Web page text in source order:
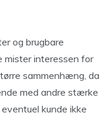
og brugbare
mister interessen for
sammenhæng, da
med andre stærke
kunde ikke